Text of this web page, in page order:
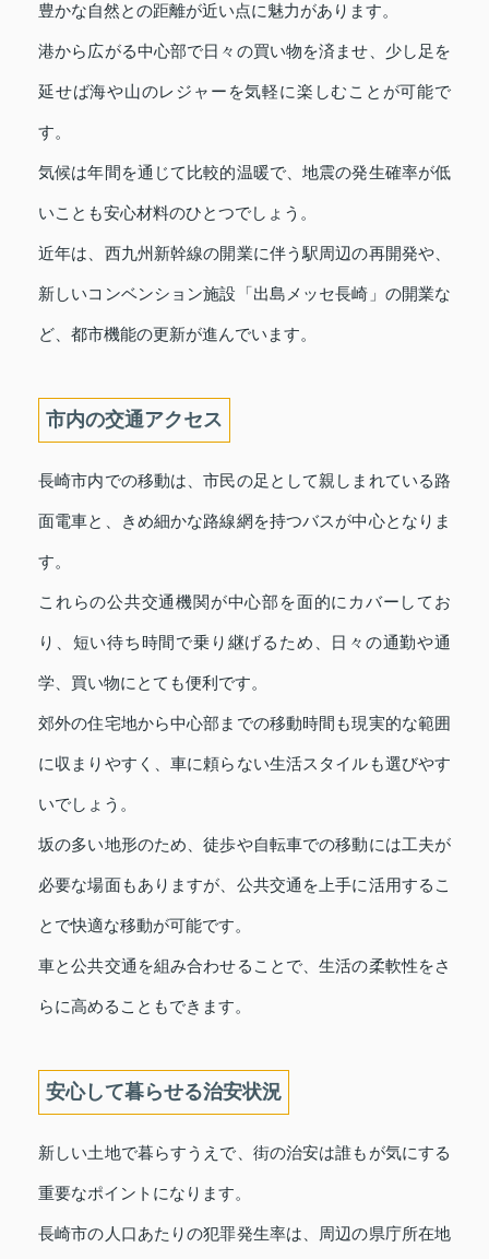
豊かな自然との距離が近い点に魅力があります。
港から広がる中心部で日々の買い物を済ませ、少し足を
延せば海や山のレジャーを気軽に楽しむことが可能で
す。
気候は年間を通じて比較的温暖で、地震の発生確率が低
いことも安心材料のひとつでしょう。
近年は、西九州新幹線の開業に伴う駅周辺の再開発や、
新しいコンベンション施設「出島メッセ長崎」の開業な
ど、都市機能の更新が進んでいます。
市内の交通アクセス
長崎市内での移動は、市民の足として親しまれている路
面電車と、きめ細かな路線網を持つバスが中心となりま
す。
これらの公共交通機関が中心部を面的にカバーしてお
り、短い待ち時間で乗り継げるため、日々の通勤や通
学、買い物にとても便利です。
郊外の住宅地から中心部までの移動時間も現実的な範囲
に収まりやすく、車に頼らない生活スタイルも選びやす
いでしょう。
坂の多い地形のため、徒歩や自転車での移動には工夫が
必要な場面もありますが、公共交通を上手に活用するこ
とで快適な移動が可能です。
車と公共交通を組み合わせることで、生活の柔軟性をさ
らに高めることもできます。
安心して暮らせる治安状況
新しい土地で暮らすうえで、街の治安は誰もが気にする
重要なポイントになります。
長崎市の人口あたりの犯罪発生率は、周辺の県庁所在地